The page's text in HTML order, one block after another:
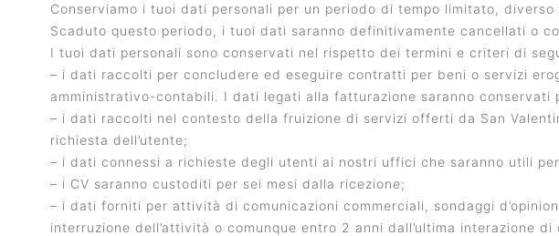
Conserviamo i tuoi dati personali per un periodo di tempo limitato,
Scaduto questo periodo, i tuoi dati saranno definitivamente cancellati o
I tuoi dati personali sono conservati nel rispetto dei termini e criteri di
– i dati raccolti per concludere ed eseguire contratti per beni o servizi
amministrativo-contabili. I dati legati alla fatturazione saranno
– i dati raccolti nel contesto della fruizione di servizi offerti da San
richiesta dell’utente;
– i dati connessi a richieste degli utenti ai nostri uffici che saranno utili
– i CV saranno custoditi per sei mesi dalla ricezione;
– i dati forniti per attività di comunicazioni commerciali, sondaggi
interruzione dell’attività o comunque entro 2 anni dall’ultima interazione